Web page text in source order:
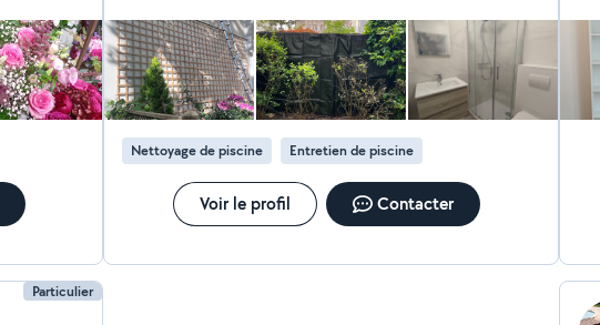
Nettoyage de piscine Entretien de piscine
Voir le profil Contacter
Particulier